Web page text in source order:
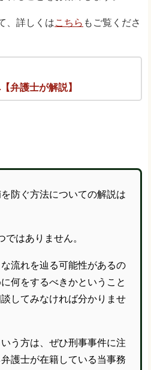
、詳しくはこちら もご覧くださ
弁護士が解説】
防ぐ方法についての解説は
ではありません。
流れを辿る可能性があるの
何をするべきかということ
してみなければ分かりませ
う方は、ぜひ刑事事件に注
護士が在籍している当事務